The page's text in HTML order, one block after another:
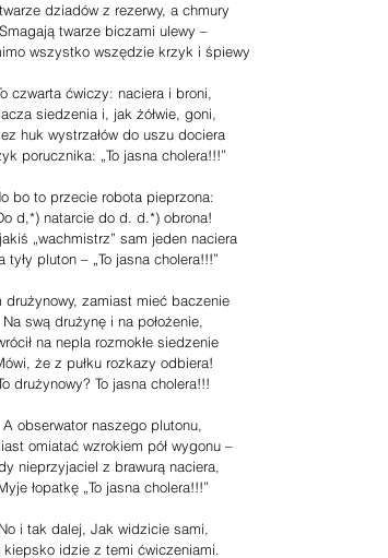
dziadów z rezerwy, a chmury
Smagają twarze biczami ulewy –
wszystko wszędzie krzyk i śpiewy
czwarta ćwiczy: naciera i broni,
siedzenia i, jak żółwie, goni,
huk wystrzałów do uszu dociera
porucznika: „To jasna cholera!!!”
bo to przecie robota pieprzona:
d,*) natarcie do d. d.*) obrona!
„wachmistrz” sam jeden naciera
tyły pluton – „To jasna cholera!!!”
drużynowy, zamiast mieć baczenie
Na swą drużynę i na położenie,
na nepla rozmokłe siedzenie
że z pułku rozkazy odbiera!
drużynowy? To jasna cholera!!!
A obserwator naszego plutonu,
omiatać wzrokiem pół wygonu –
nieprzyjaciel z brawurą naciera,
łopatkę „To jasna cholera!!!”
No i tak dalej, Jak widzicie sami,
kiepsko idzie z temi ćwiczeniami.